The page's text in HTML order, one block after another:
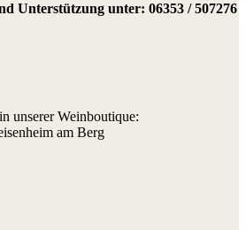
Unterstützung unter: 06353 / 507276
unserer Weinboutique:
am Berg